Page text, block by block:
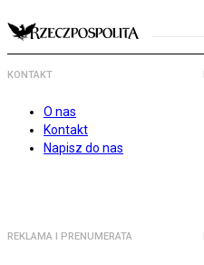
KONTAKT
O nas
Kontakt
Napisz do nas
REKLAMA I PRENUMERATA